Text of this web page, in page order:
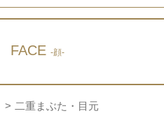
FACE -顔-
二重まぶた・目元